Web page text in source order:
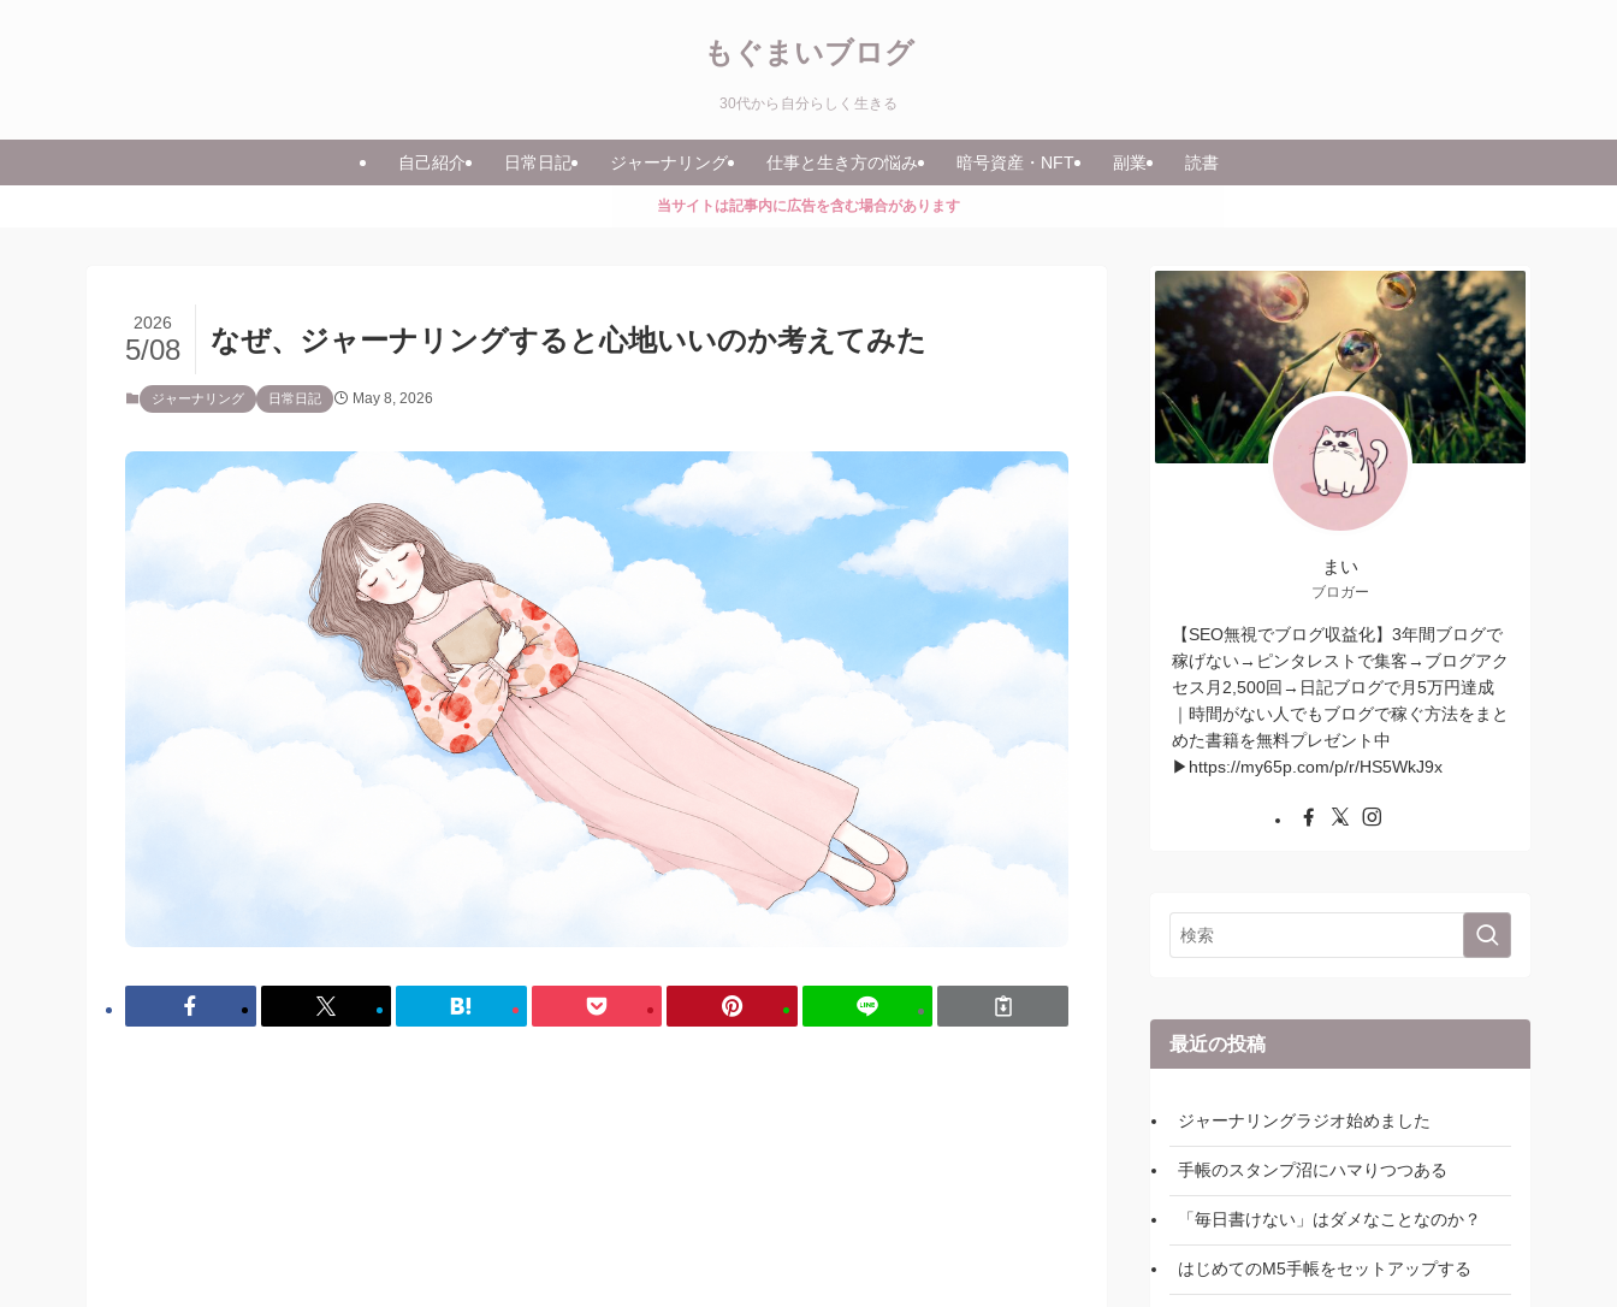
もぐまいブログ
30代から自分らしく生きる
自己紹介 日常日記 ジャーナリング 仕事と生き方の悩み 暗号資産・NFT 副業 読書
当サイトは記事内に広告を含む場合があります
なぜ、ジャーナリングすると心地いいのか考えてみた
2026
5/08
ジャーナリング 日常日記 May 8, 2026
まい
ブロガー
【SEO無視でブログ収益化】3年間ブログで
稼げない→ピンタレストで集客→ブログアク
セス月2,500回→日記ブログで月5万円達成
｜時間がない人でもブログで稼ぐ方法をまと
めた書籍を無料プレゼント中
▶︎https://my65p.com/p/r/HS5WkJ9x
最近の投稿
ジャーナリングラジオ始めました
手帳のスタンプ沼にハマりつつある
「毎日書けない」はダメなことなのか？
はじめてのM5手帳をセットアップする